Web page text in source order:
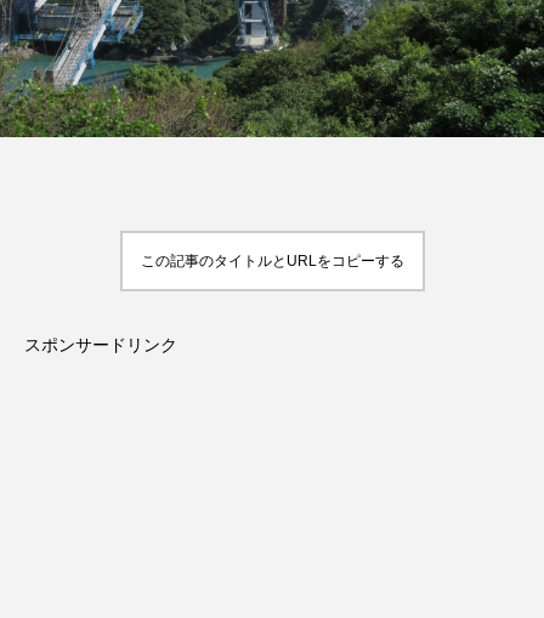
この記事のタイトルとURLをコピーする
スポンサードリンク